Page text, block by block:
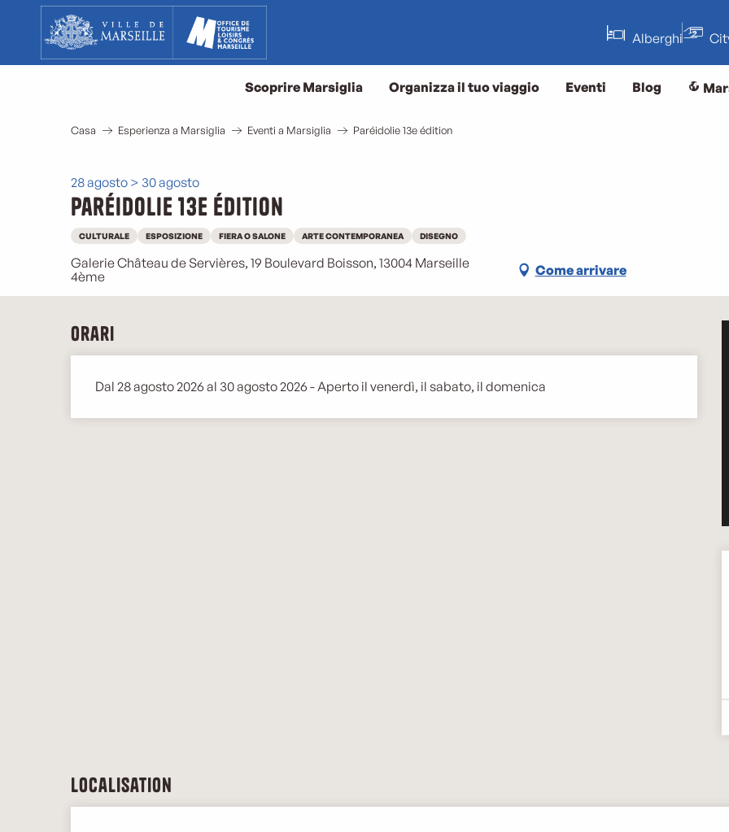
contenu
principal
Alberghi
Scoprire Marsiglia Organizza il tuo viaggio Eventi Blog
Casa Esperienza a Marsiglia Eventi a Marsiglia Paréidolie 13e édition
28 agosto > 30 agosto
Paréidolie 13e édition
CULTURALE ESPOSIZIONE FIERA O SALONE ARTE CONTEMPORANEA DISEGNO
Galerie Château de Servières, 19 Boulevard Boisson, 13004 Marseille
4ème
Come arrivare
Orari
Dal 28 agosto 2026 al 30 agosto 2026 - Aperto il venerdì, il sabato, il domenica
Localisation